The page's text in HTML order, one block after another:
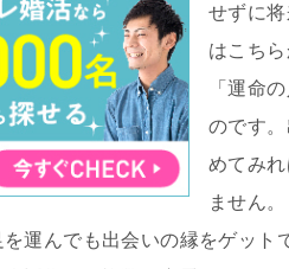
せずに
はこち
「運命
のです
めてみ
ません。
運んでも出会いの縁をゲッ